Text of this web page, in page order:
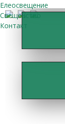
Елеосвещение
Свещенство
Контакт